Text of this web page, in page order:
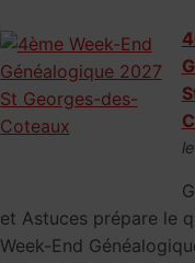
et Astuces prépare le
Week-End